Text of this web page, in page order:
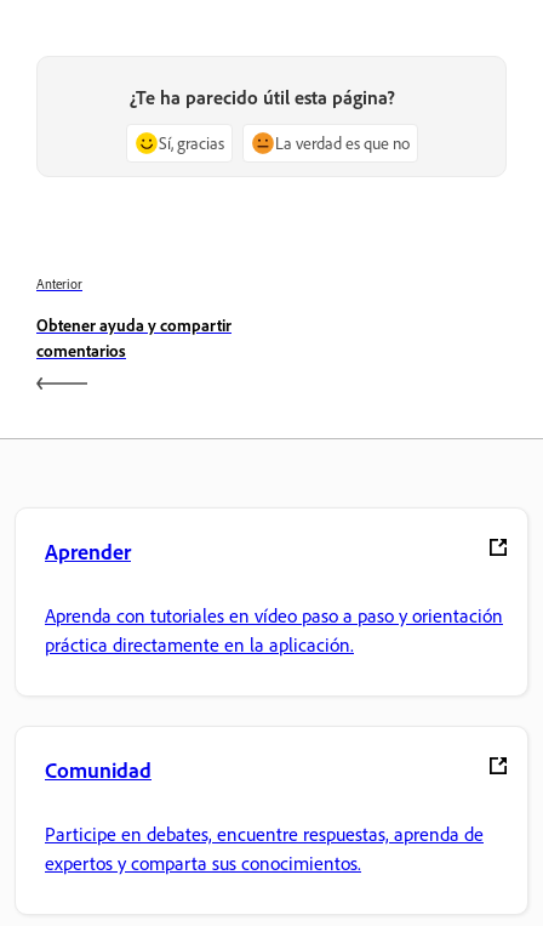
¿Te ha parecido útil esta página?
Sí, gracias La verdad es que no
Anterior
Obtener ayuda y compartir
comentarios
Aprender
Aprenda con tutoriales en vídeo paso a paso y orientación
práctica directamente en la aplicación.
Comunidad
Participe en debates, encuentre respuestas, aprenda de
expertos y comparta sus conocimientos.